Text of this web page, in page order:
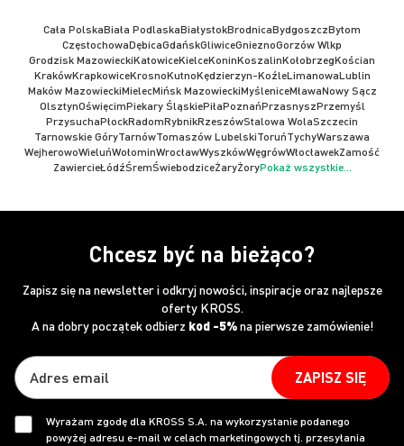
Cała PolskaBiała PodlaskaBiałystokBrodnicaBydgoszczBytom
CzęstochowaDębicaGdańskGliwiceGnieznoGorzów Wlkp
Grodzisk MazowieckiKatowiceKielceKoninKoszalinKołobrzegKościan
KrakówKrapkowiceKrosnoKutnoKędzierzyn-KoźleLimanowaLublin
Maków MazowieckiMielecMińsk MazowieckiMyśleniceMławaNowy Sącz
OlsztynOświęcimPiekary ŚląskiePiłaPoznańPrzasnyszPrzemyśl
PrzysuchaPłockRadomRybnikRzeszówStalowa WolaSzczecin
Tarnowskie GóryTarnówTomaszów LubelskiToruńTychyWarszawa
WejherowoWieluńWołominWrocławWyszkówWęgrówWłocławekZamość
ZawiercieŁódźŚremŚwiebodziceŻaryŻoryPokaż wszystkie...
Chcesz być na bieżąco?
Zapisz się na newsletter i odkryj nowości, inspiracje oraz najlepsze
oferty KROSS.
A na dobry początek odbierz kod -5%na pierwsze zamówienie!
ZAPISZ SIĘ
Wyrażam zgodę dla KROSS S.A. na wykorzystanie podanego
powyżej adresu e-mail w celach marketingowych tj. przesyłania